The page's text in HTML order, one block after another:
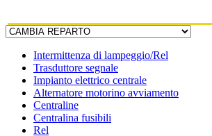
Intermittenza di lampeggio/Rel
Trasduttore segnale
Impianto elettrico centrale
Alternatore motorino avviamento
Centraline
Centralina fusibili
Rel